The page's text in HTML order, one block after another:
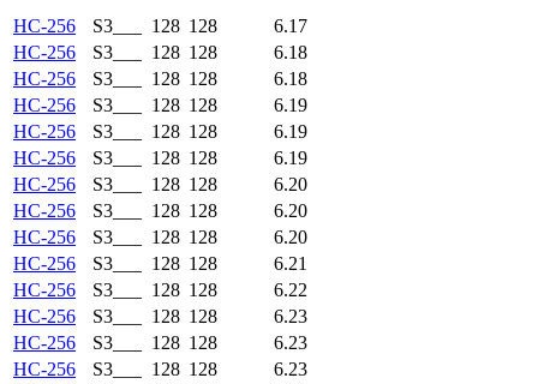
HC-256
S3___ 128 128
6.17
HC-256
S3___ 128 128
6.18
HC-256
S3___ 128 128
6.18
HC-256
S3___ 128 128
6.19
HC-256
S3___ 128 128
6.19
HC-256
S3___ 128 128
6.19
HC-256
S3___ 128 128
6.20
HC-256
S3___ 128 128
6.20
HC-256
S3___ 128 128
6.20
HC-256
S3___ 128 128
6.21
HC-256
S3___ 128 128
6.22
HC-256
S3___ 128 128
6.23
HC-256
S3___ 128 128
6.23
HC-256
S3___ 128 128
6.23